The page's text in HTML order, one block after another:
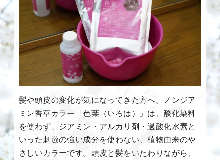
髪や頭皮の変化が気になってきた方へ。ノンジア
ミン香草カラー「色葉（いろは）」は、酸化染料
を使わず、ジアミン・アルカリ剤・過酸化水素と
いった刺激の強い成分を使わない、植物由来のや
さしいカラーです。頭皮と髪をいたわりながら、